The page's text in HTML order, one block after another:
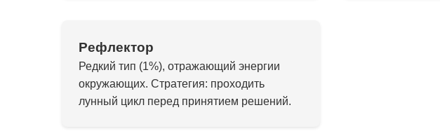
Рефлектор
Редкий тип (1%), отражающий энергии
окружающих. Стратегия: проходить
лунный цикл перед принятием решений.